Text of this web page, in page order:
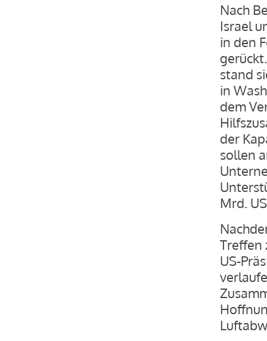
Nach
Israel
in den
stand
in
dem
der
sollen
Mrd.
Treffen
US-